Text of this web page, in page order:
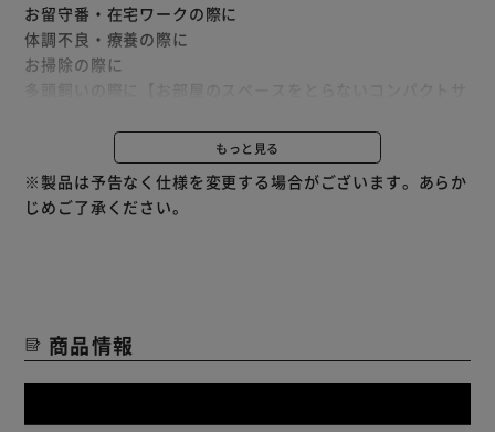
お留守番・在宅ワークの際に
体調不良・療養の際に
お掃除の際に
幅約69×奥行約54.5cm。
リビングでも幅をとらずに設置できます。
高さ112cmでケージが初めての猫ちゃんや初めて飼う方に
ぴったりのサイズです。【お部屋に馴染む木目調の棚板】
きな2つの扉】
猫ちゃんが出入りしやすい大きな扉。
上段：幅約25.2×高さ約36.8cm
もっと見る
※製品は予告なく仕様を変更する場合がございます。あらか
じめご了承ください。
商品情報